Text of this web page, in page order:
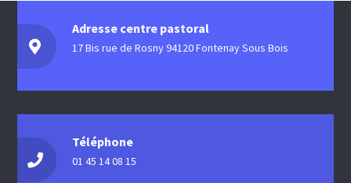
Adresse centre pastoral
17 Bis rue de Rosny 94120 Fontenay Sous Bois
Téléphone
01 45 14 08 15